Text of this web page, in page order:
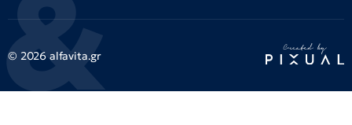
© 2026 alfavita.gr